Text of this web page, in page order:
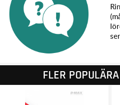
FLER